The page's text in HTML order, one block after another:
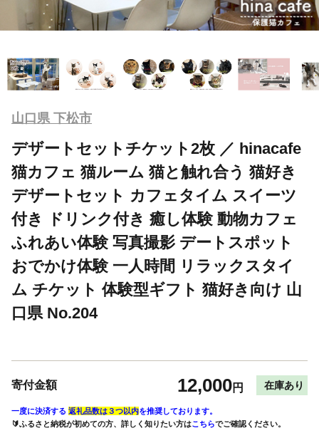
山口県 下松市
デザートセットチケット2枚 ／ hinacafe
猫カフェ 猫ルーム 猫と触れ合う 猫好き
デザートセット カフェタイム スイーツ
付き ドリンク付き 癒し体験 動物カフェ
ふれあい体験 写真撮影 デートスポット
おでかけ体験 一人時間 リラックスタイ
ム チケット 体験型ギフト 猫好き向け 山
口県 No.204
寄付金額 12,000円 在庫あり
一度に決済する 返礼品数は３つ以内を推奨しております。
🔰ふるさと納税が初めての方、詳しく知りたい方はこちらでご確認ください。